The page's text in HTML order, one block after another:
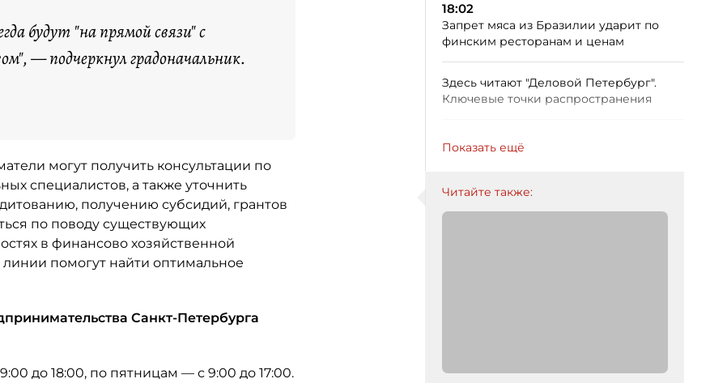
будут "на прямой связи" с
— подчеркнул градоначальник.
могут получить консультации по
специалистов, а также уточнить
получению субсидий, грантов
по поводу существующих
в финансово хозяйственной
помогут найти оптимальное
Санкт-Петербурга
до 18:00, по пятницам — с 9:00 до 17:00.
18:02
Запрет мяса из Бразилии ударит по
финским ресторанам и ценам
Здесь читают "Деловой Петербург".
Ключевые точки распространения
Показать ещё
Читайте также: